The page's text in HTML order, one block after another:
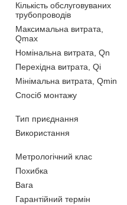
Кількість обслуговуваних
трубопроводів
Максимальна витрата,
Qmax
Номінальна витрата, Qn
Перехідна витрата, Qi
Мінімальна витрата, Qmin
Спосіб монтажу
Тип приєднання
Використання
Метрологічний клас
Похибка
Вага
Гарантійний термін